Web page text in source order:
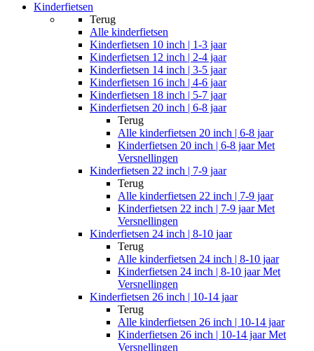
Kinderfietsen
Terug
Alle kinderfietsen
Kinderfietsen 10 inch | 1-3 jaar
Kinderfietsen 12 inch | 2-4 jaar
Kinderfietsen 14 inch | 3-5 jaar
Kinderfietsen 16 inch | 4-6 jaar
Kinderfietsen 18 inch | 5-7 jaar
Kinderfietsen 20 inch | 6-8 jaar
Terug
Alle kinderfietsen 20 inch | 6-8 jaar
Kinderfietsen 20 inch | 6-8 jaar Met
Versnellingen
Kinderfietsen 22 inch | 7-9 jaar
Terug
Alle kinderfietsen 22 inch | 7-9 jaar
Kinderfietsen 22 inch | 7-9 jaar Met
Versnellingen
Kinderfietsen 24 inch | 8-10 jaar
Terug
Alle kinderfietsen 24 inch | 8-10 jaar
Kinderfietsen 24 inch | 8-10 jaar Met
Versnellingen
Kinderfietsen 26 inch | 10-14 jaar
Terug
Alle kinderfietsen 26 inch | 10-14 jaar
Kinderfietsen 26 inch | 10-14 jaar Met
Versnellingen